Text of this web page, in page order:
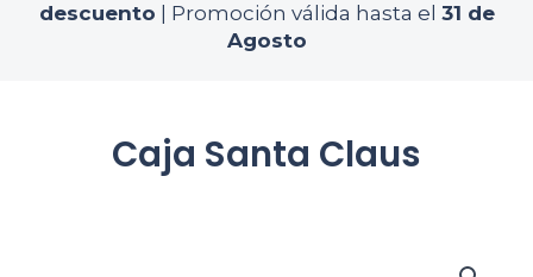
descuento | Promoción válida hasta el 31 de
Agosto
Caja Santa Claus